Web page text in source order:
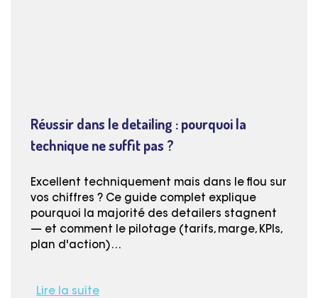
Réussir dans le detailing : pourquoi la
technique ne suffit pas ?
Excellent techniquement mais dans le flou sur
vos chiffres ? Ce guide complet explique
pourquoi la majorité des detailers stagnent
— et comment le pilotage (tarifs, marge, KPIs,
plan d'action)…
Lire la suite